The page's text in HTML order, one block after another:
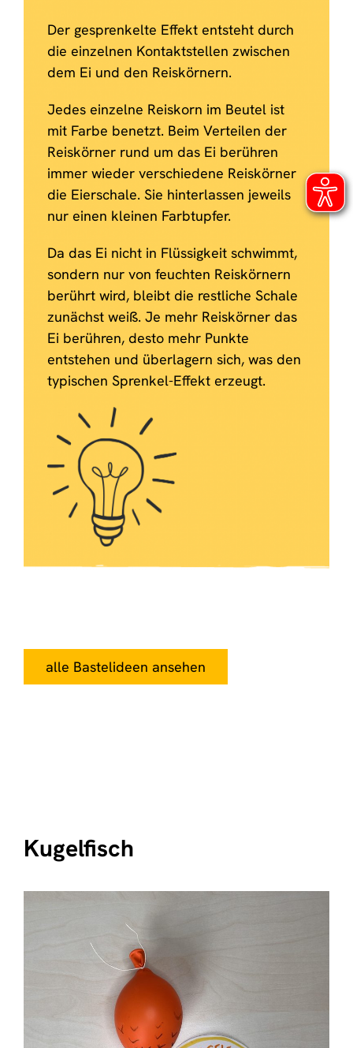
Der gesprenkelte Effekt entsteht durch
die einzelnen Kontaktstellen zwischen
dem Ei und den Reiskörnern.
Jedes einzelne Reiskorn im Beutel ist
mit Farbe benetzt. Beim Verteilen der
Reiskörner rund um das Ei berühren
immer wieder verschiedene Reiskörner
die Eierschale. Sie hinterlassen jeweils
nur einen kleinen Farbtupfer.
Da das Ei nicht in Flüssigkeit schwimmt,
sondern nur von feuchten Reiskörnern
berührt wird, bleibt die restliche Schale
zunächst weiß. Je mehr Reiskörner das
Ei berühren, desto mehr Punkte
entstehen und überlagern sich, was den
typischen Sprenkel-Effekt erzeugt.
alle Bastelideen ansehen
Kugelfisch